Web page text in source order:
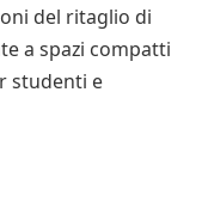
del ritaglio di
a spazi compatti
studenti e